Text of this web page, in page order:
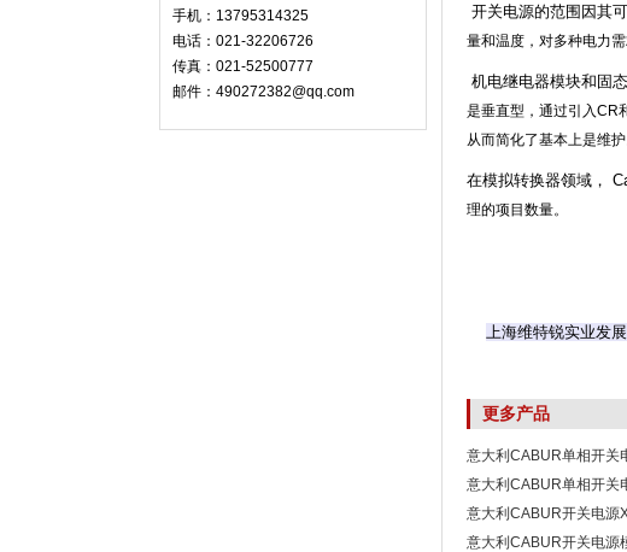
手机：13795314325
电话：021-32206726
传真：021-52500777
邮件：490272382@qq.com
开关电源的范围因其
量和温度，对多种电力
机电继电器模块和固
是垂直型，通过引入CR
从而简化了基本上是维护
在模拟转换器领域，
理的项目数量。
上海维特锐实业发
更多产品
意大利CABUR单相开关
意大利CABUR单相开关
XCSD1015W024VAA
意大利CABUR开关电源
意大利CABUR开关电源